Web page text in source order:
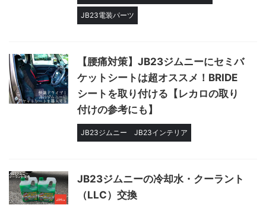
JB23電装パーツ
【腰痛対策】JB23ジムニーにセミバ
ケットシートは超オススメ！BRIDE
シートを取り付ける【レカロの取り
付けの参考にも】
JB23ジムニー JB23インテリア
JB23ジムニーの冷却水・クーラント
（LLC）交換